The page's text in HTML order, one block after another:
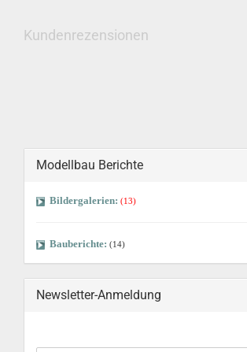
Kundenrezensionen
Modellbau Berichte
Bildergalerien: (13)
Bauberichte: (14)
Newsletter-Anmeldung